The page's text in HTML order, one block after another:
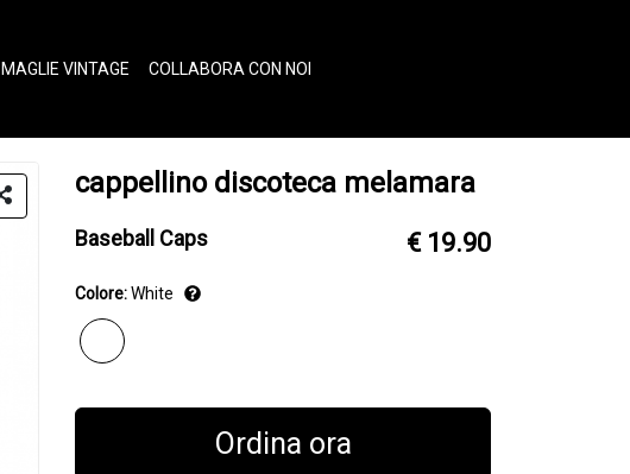
MAGLIE VINTAGE COLLABORA CON NOI
cappellino discoteca melamara
Baseball Caps € 19.90
Colore:White
Ordina ora